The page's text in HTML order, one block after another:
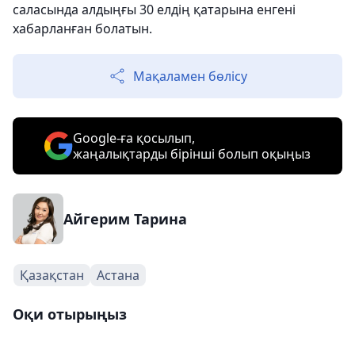
саласында алдыңғы 30 елдің қатарына енгені
хабарланған болатын.
Мақаламен бөлісу
Google-ға қосылып,
жаңалықтарды бірінші болып оқыңыз
Айгерим Тарина
Қазақстан Астана
Оқи отырыңыз